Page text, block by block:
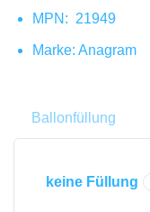
MPN: 21949
Marke: Anagram
Ballonfüllung
keine Füllung